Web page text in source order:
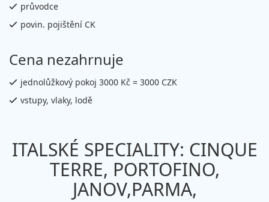
průvodce
povin. pojištění CK
Cena nezahrnuje
jednolůžkový pokoj 3000 Kč = 3000 CZK
vstupy, vlaky, lodě
ITALSKÉ SPECIALITY: CINQUE
TERRE, PORTOFINO,
JANOV,PARMA,